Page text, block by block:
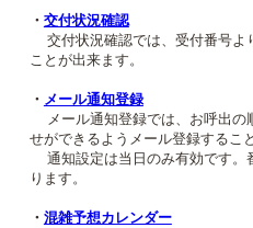
・ 交付状況確認
交付状況確認では、受付番号よ
ことが出来ます。
・ メール通知登録
メール通知登録では、お呼出の
せができるようメール登録するこ
通知設定は当日のみ有効です。
ります。
・ 混雑予想カレンダー